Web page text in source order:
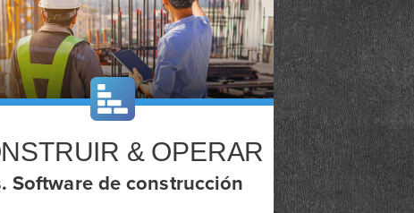
& OPERAR
Software de construcción